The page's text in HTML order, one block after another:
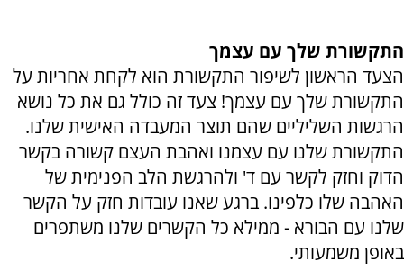
התקשורת שלך עם עצמך
הצעד הראשון לשיפור התקשורת הוא לקחת אחריות על
התקשורת שלך עם עצמך! צעד זה כולל גם את כל נושא
הרגשות השליליים שהם תוצר המעבדה האישית שלנו.
התקשורת שלנו עם עצמנו ואהבת העצם קשורה בקשר
הדוק וחזק לקשר עם ד' ולהרגשת הלב הפנימית של
האהבה שלו כלפינו. ברגע שאנו עובדות חזק על הקשר
שלנו עם הבורא - ממילא כל הקשרים שלנו משתפרים
באופן משמעותי.